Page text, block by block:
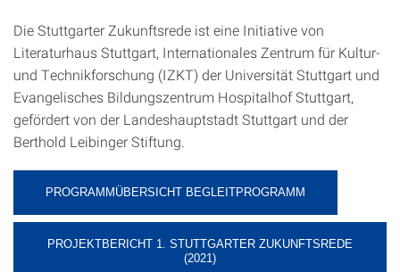
Die Stuttgarter Zukunftsrede ist eine Initiative von
Literaturhaus Stuttgart, Internationales Zentrum für Kultur-
und Technikforschung (IZKT) der Universität Stuttgart und
Evangelisches Bildungszentrum Hospitalhof Stuttgart,
gefördert von der Landeshauptstadt Stuttgart und der
Berthold Leibinger Stiftung.
PROGRAMMÜBERSICHT BEGLEITPROGRAMM
PROJEKTBERICHT 1. STUTTGARTER ZUKUNFTSREDE
(2021)